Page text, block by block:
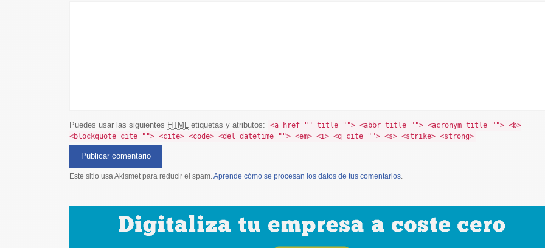
Puedes usar las siguientes HTML etiquetas y atributos:
<a href="" title=""> <abbr title=""> <acronym title=""> <b>
<blockquote cite=""> <cite> <code> <del datetime=""> <em> <i> <q cite=""> <s> <strike> <strong>
Este sitio usa Akismet para reducir el spam.Aprende cómo se procesan los datos de tus comentarios.